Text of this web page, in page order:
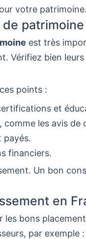
votre patrimoine.
patrimoine
est très
Vérifiez bien leurs
points :
et
comme les avis de
payés.
financiers.
Un bon
en
les bons
par exemple :